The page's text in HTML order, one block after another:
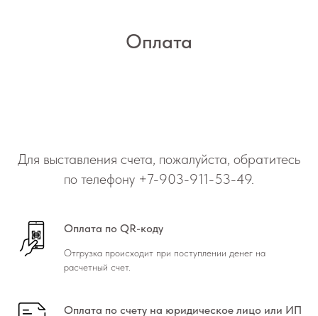
Оплата
Для выставления счета, пожалуйста, обратитесь
по телефону +7-903-911-53-49.
Оплата по QR-коду
Отгрузка происходит при поступлении денег на
расчетный счет.
Оплата по счету на юридическое лицо или ИП